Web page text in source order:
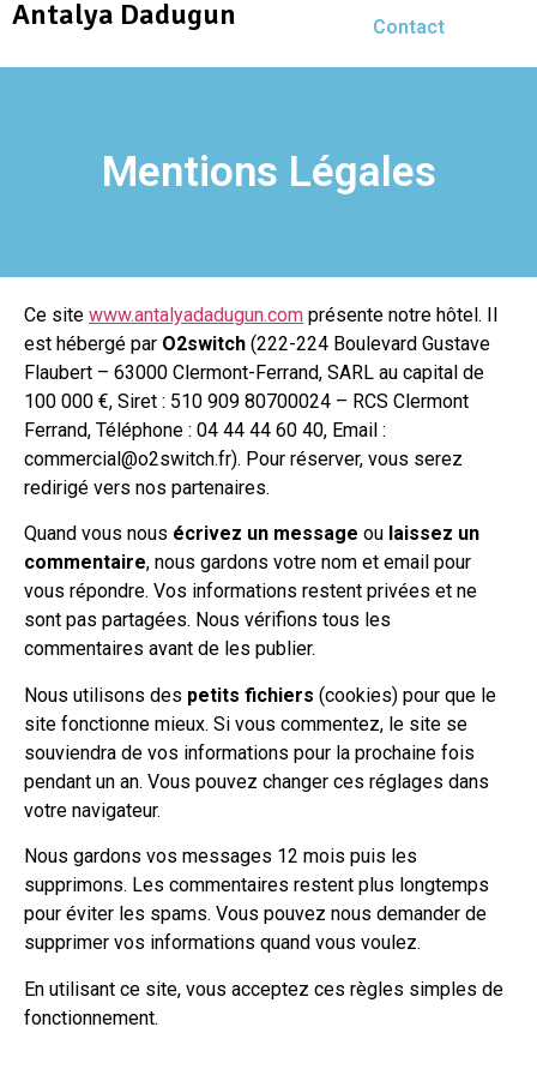
Antalya Dadugun Contact
Mentions Légales
Ce site www.antalyadadugun.com présente notre hôtel. Il
est hébergé par O2switch (222-224 Boulevard Gustave
Flaubert – 63000 Clermont-Ferrand, SARL au capital de
100 000 €, Siret : 510 909 80700024 – RCS Clermont
Ferrand, Téléphone : 04 44 44 60 40, Email :
commercial@o2switch.fr). Pour réserver, vous serez
redirigé vers nos partenaires.
Quand vous nous écrivez un message ou laissez un
commentaire, nous gardons votre nom et email pour
vous répondre. Vos informations restent privées et ne
sont pas partagées. Nous vérifions tous les
commentaires avant de les publier.
Nous utilisons des petits fichiers (cookies) pour que le
site fonctionne mieux. Si vous commentez, le site se
souviendra de vos informations pour la prochaine fois
pendant un an. Vous pouvez changer ces réglages dans
votre navigateur.
Nous gardons vos messages 12 mois puis les
supprimons. Les commentaires restent plus longtemps
pour éviter les spams. Vous pouvez nous demander de
supprimer vos informations quand vous voulez.
En utilisant ce site, vous acceptez ces règles simples de
fonctionnement.